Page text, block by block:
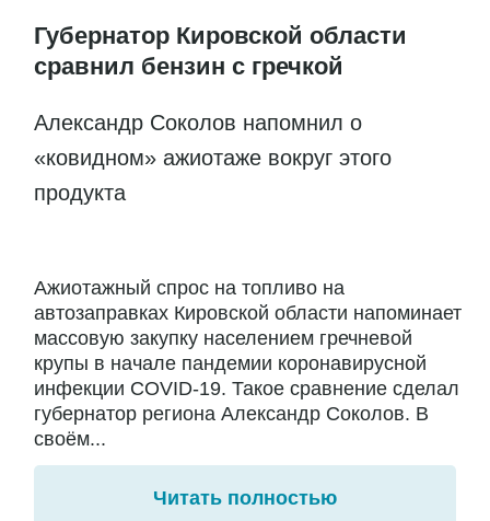
Губернатор Кировской области
сравнил бензин с гречкой
Александр Соколов напомнил о
«ковидном» ажиотаже вокруг этого
продукта
Ажиотажный спрос на топливо на
автозаправках Кировской области напоминает
массовую закупку населением гречневой
крупы в начале пандемии коронавирусной
инфекции COVID-19. Такое сравнение сделал
губернатор региона Александр Соколов. В
своём...
Читать полностью